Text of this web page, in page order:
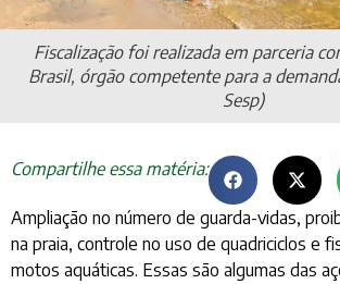
Fiscalização foi realizada em parceria
Brasil, órgão competente para a
Sesp)
Compartilhe essa matéria:
Ampliação no número de guarda-vidas,
na praia, controle no uso de quadriciclos e
motos aquáticas. Essas são algumas das